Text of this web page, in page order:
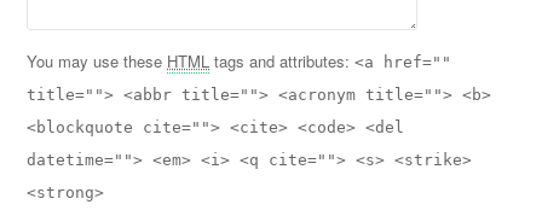
You may use these HTML tags and attributes:<a href=""
title=""> <abbr title=""> <acronym title=""> <b>
<blockquote cite=""> <cite> <code> <del
datetime=""> <em> <i> <q cite=""> <s> <strike>
<strong>